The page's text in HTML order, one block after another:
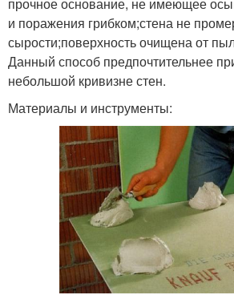
и поражения грибком;стена не
сырости;поверхность очищена от
Данный способ предпочтительнее
небольшой кривизне стен.
Материалы и инструменты: